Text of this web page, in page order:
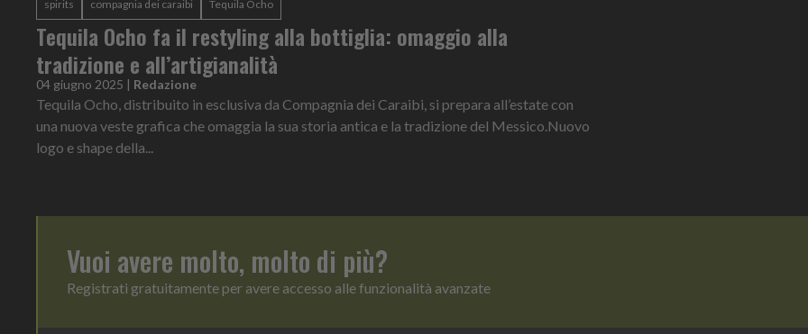
spirits compagnia dei caraibi Tequila Ocho
Tequila Ocho fa il restyling alla bottiglia: omaggio alla
tradizione e all’artigianalità
04 giugno 2025 | Redazione
Tequila Ocho, distribuito in esclusiva da Compagnia dei Caraibi, si prepara all’estate con
una nuova veste grafica che omaggia la sua storia antica e la tradizione del Messico.Nuovo
logo e shape della...
Vuoi avere molto, molto di più?
Registrati gratuitamente per avere accesso alle funzionalità avanzate